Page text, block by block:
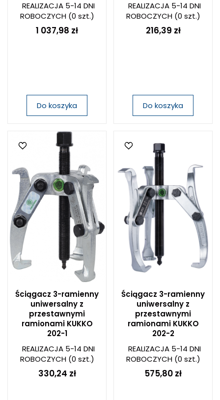
REALIZACJA 5-14 DNI
ROBOCZYCH(0 szt.)
1 037,98 zł
Do koszyka
REALIZACJA 5-14 DNI
ROBOCZYCH(0 szt.)
216,39 zł
Do koszyka
Ściągacz 3-ramienny
uniwersalny z
przestawnymi
ramionami KUKKO
202-1
REALIZACJA 5-14 DNI
ROBOCZYCH(0 szt.)
330,24 zł
Ściągacz 3-ramienny
uniwersalny z
przestawnymi
ramionami KUKKO
202-2
REALIZACJA 5-14 DNI
ROBOCZYCH(0 szt.)
575,80 zł